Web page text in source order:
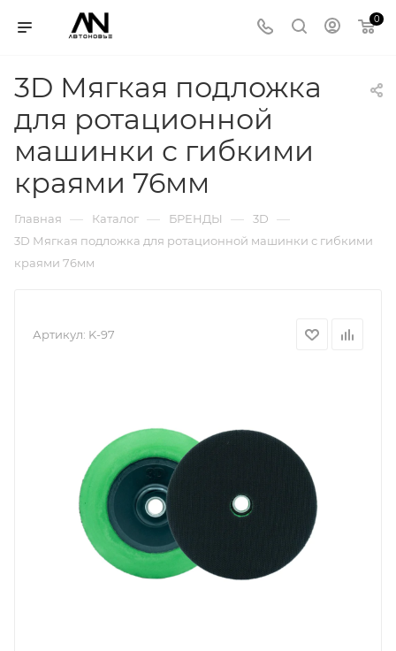
0
3D Мягкая подложка
для ротационной
машинки с гибкими
краями 76мм
Главная — Каталог — БРЕНДЫ — 3D —
3D Мягкая подложка для ротационной машинки с гибкими
краями 76мм
Артикул: K-97